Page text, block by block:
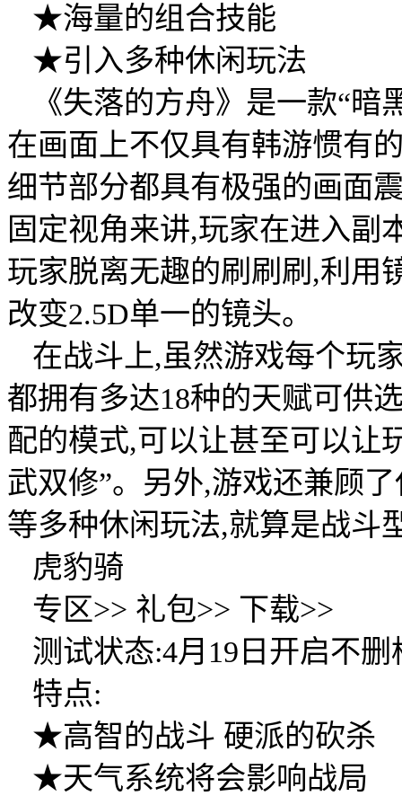
★海量的组合技能
★引入多种休闲玩法
《失落的方舟》是一款“
在画面上不仅具有韩游惯有
细节部分都具有极强的画面
固定视角来讲,玩家在进入副
玩家脱离无趣的刷刷刷,利用
改变2.5D单一的镜头。
在战斗上,虽然游戏每个玩
都拥有多达18种的天赋可供
配的模式,可以让甚至可以让
武双修”。另外,游戏还兼顾
等多种休闲玩法,就算是战斗
虎豹骑
专区>> 礼包>> 下载>>
测试状态:4月19日开启不
特点:
★高智的战斗 硬派的砍杀
★天气系统将会影响战局